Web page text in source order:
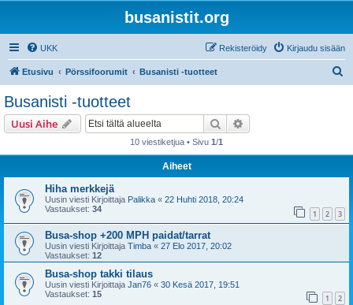
busanistit.org
UKK Kirjaudu sisään
Rekisteröidy
Etusivu Pörssifoorumit Busanisti -tuotteet
Busanisti -tuotteet
Uusi Aihe Etsi
10 viestiketjua • Sivu 1/1
Aiheet
Hiha merkkejä
Uusin viesti Kirjoittaja Palikka « 22 Huhti 2018, 20:24
Vastaukset: 34 1 2 3
Busa-shop +200 MPH paidat/tarrat
Uusin viesti Kirjoittaja Timba « 27 Elo 2017, 20:02
Vastaukset: 12
Busa-shop takki tilaus
Uusin viesti Kirjoittaja Jan76 « 30 Kesä 2017, 19:51
Vastaukset: 15 1 2